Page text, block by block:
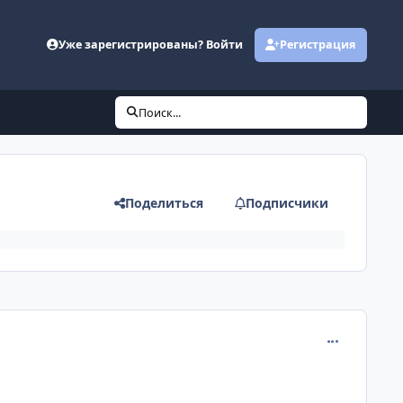
Уже зарегистрированы? Войти Регистрация
Поиск...
Поделиться Подписчики